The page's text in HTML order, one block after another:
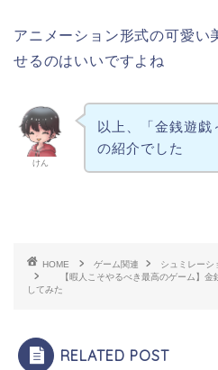
アニメーション形式の可愛い
せるのはいいですよね
けん
以上、「金銭遊戯
の紹介でした
HOME ゲーム関連
シュミレーシ
【暇人こそやるべき最高のゲーム】金
してみた
RELATED POST